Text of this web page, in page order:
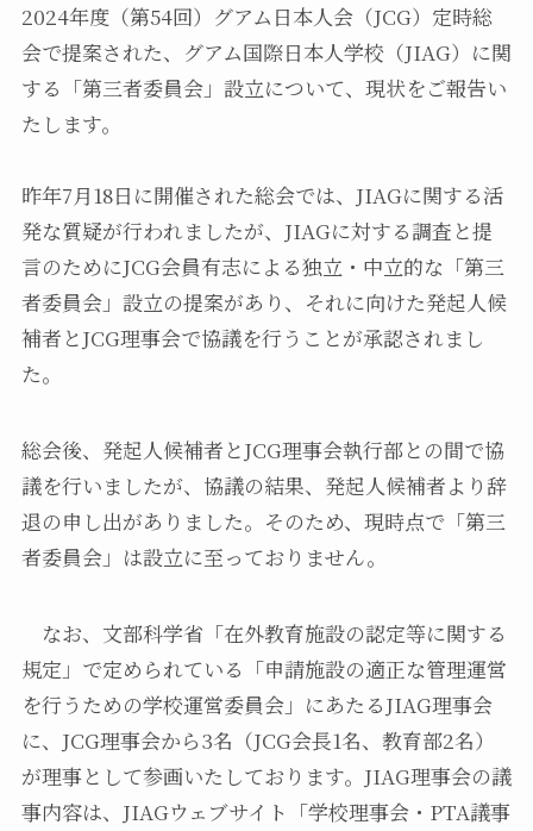
2024年度（第54回）グアム日本人会（JCG）定時総
会で提案された、グアム国際日本人学校（JIAG）に関
する「第三者委員会」設立について、現状をご報告い
たします。
昨年7月18日に開催された総会では、JIAGに関する活
発な質疑が行われましたが、JIAGに対する調査と提
言のためにJCG会員有志による独立・中立的な「第三
者委員会」設立の提案があり、それに向けた発起人候
補者とJCG理事会で協議を行うことが承認されまし
た。
総会後、発起人候補者とJCG理事会執行部との間で協
議を行いましたが、協議の結果、発起人候補者より辞
退の申し出がありました。そのため、現時点で「第三
者委員会」は設立に至っておりません。
なお、文部科学省「在外教育施設の認定等に関する
規定」で定められている「申請施設の適正な管理運営
を行うための学校運営委員会」にあたるJIAG理事会
に、JCG理事会から3名（JCG会長1名、教育部2名）
が理事として参画いたしております。JIAG理事会の議
事内容は、JIAGウェブサイト「学校理事会・PTA議事